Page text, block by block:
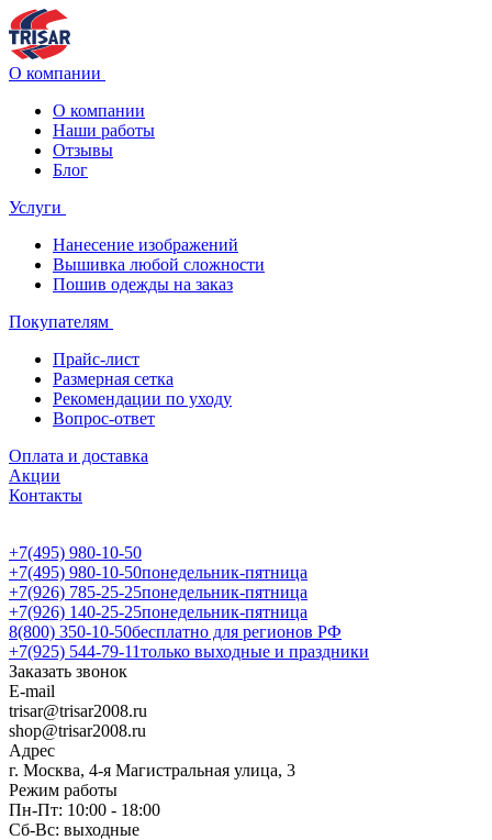
О компании
О компании
Наши работы
Отзывы
Блог
Услуги
Нанесение изображений
Вышивка любой сложности
Пошив одежды на заказ
Покупателям
Прайс-лист
Размерная сетка
Рекомендации по уходу
Вопрос-ответ
Оплата и доставка
Акции
Контакты
+7(495) 980-10-50
+7(495) 980-10-50понедельник-пятница
+7(926) 785-25-25понедельник-пятница
+7(926) 140-25-25понедельник-пятница
8(800) 350-10-50бесплатно для регионов РФ
+7(925) 544-79-11только выходные и праздники
Заказать звонок
E-mail
trisar@trisar2008.ru
shop@trisar2008.ru
Адрес
г. Москва, 4-я Магистральная улица, 3
Режим работы
Пн-Пт: 10:00 - 18:00
Сб-Вс: выходные